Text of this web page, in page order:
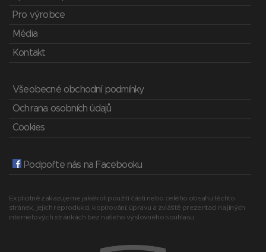
Pro výrobce
Média
Kontakt
Všeobecné obchodní podmínky
Ochrana osobních údajů
Cookies
Podpořte nás na Facebooku
Explicitně zakazujeme jakékoli použití části nebo celého obsahu těchto
stránek, jejich reprodukci, kopírování, úpravu a zvláště prezentaci na jiných
internetových stránkách bez našeho výslovného souhlasu.